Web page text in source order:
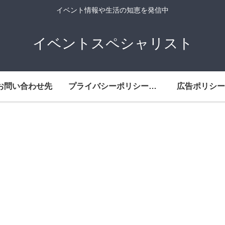
イベント情報や生活の知恵を発信中
イベントスペシャリスト
問い合わせ先 プライバシーポリシー・免責事項 広告ポリシー